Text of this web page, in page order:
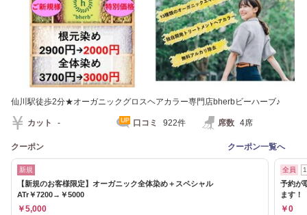
仙川駅徒歩2分★オーガニックグロスヘアカラー専門店bherbビーハーブ♪
カット - 口コミ 922件 席数 4席
クーポン クーポン一覧へ
新規
【新規のお客様限定】オーガニック全体染め＋スペシャル
ATr￥7200→￥5000
￥5,000
全員
予約が
ます！
￥0